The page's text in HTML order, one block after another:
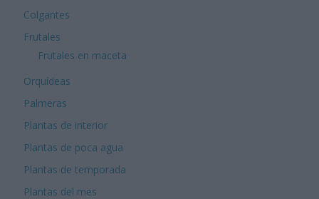
Colgantes
Frutales
Frutales en maceta
Orquídeas
Palmeras
Plantas de interior
Plantas de poca agua
Plantas de temporada
Plantas del mes